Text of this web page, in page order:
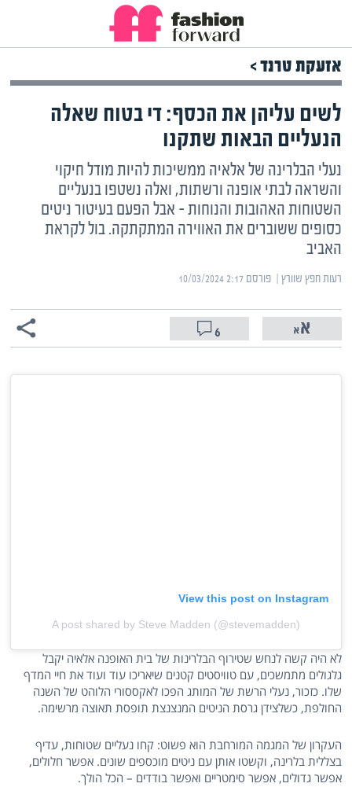
אזעקת טרנד >
לשים עליהן את הכסף: די בטוח שאלה
הנעליים הבאות שתקנו
נעלי הבלרינה של אלאיה ממשיכות להיות מודל חיקוי
והשראה לבתי אופנה ורשתות, ואלה נשטפו בנעליים
השטוחות האהובות והנוחות – אבל הפעם בעיטור ניטים
כסופים ששוברים את האווירה המתקתקה. בול לקראת
האביב
רעות חפץ שוורץ | ‏פורסם ‎10/03/2024 2:17
6
View this post on Instagram
A post shared by Steve Madden (@stevemadden)
לא היה קשה לנחש שטירוף הבלרינות של בית האופנה אלאיה יקבל
גלגולים מתמשכים, עם טוויסטים קטנים שיאריכו עוד ועוד את חיי המדף
שלו. כזכור, נעלי הרשת של המותג הפכו לאקססורי הלוהט של השנה
החולפת, כשלצידן גרסת הניטים המנצנצת תופסת תאוצה מרשימה.
העקרון של המגמה המורחבת הוא פשוט: קחו נעליים שטוחות, עדיף
בצללית בלרינה, וקשטו אותן עם ניטים מוכספים שונים. אפשר חלולים,
אפשר גדולים, אפשר סימטריים ואפשר בודדים – הכל הולך.